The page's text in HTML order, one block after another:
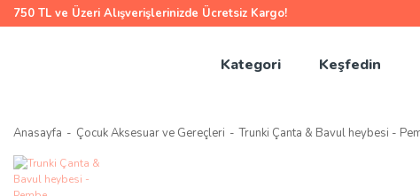
750 TL ve Üzeri Alışverişlerinizde Ücretsiz Kargo!
Kategori Keşfedin
Anasayfa Çocuk Aksesuar ve Gereçleri Trunki Çanta & Bavul heybesi -